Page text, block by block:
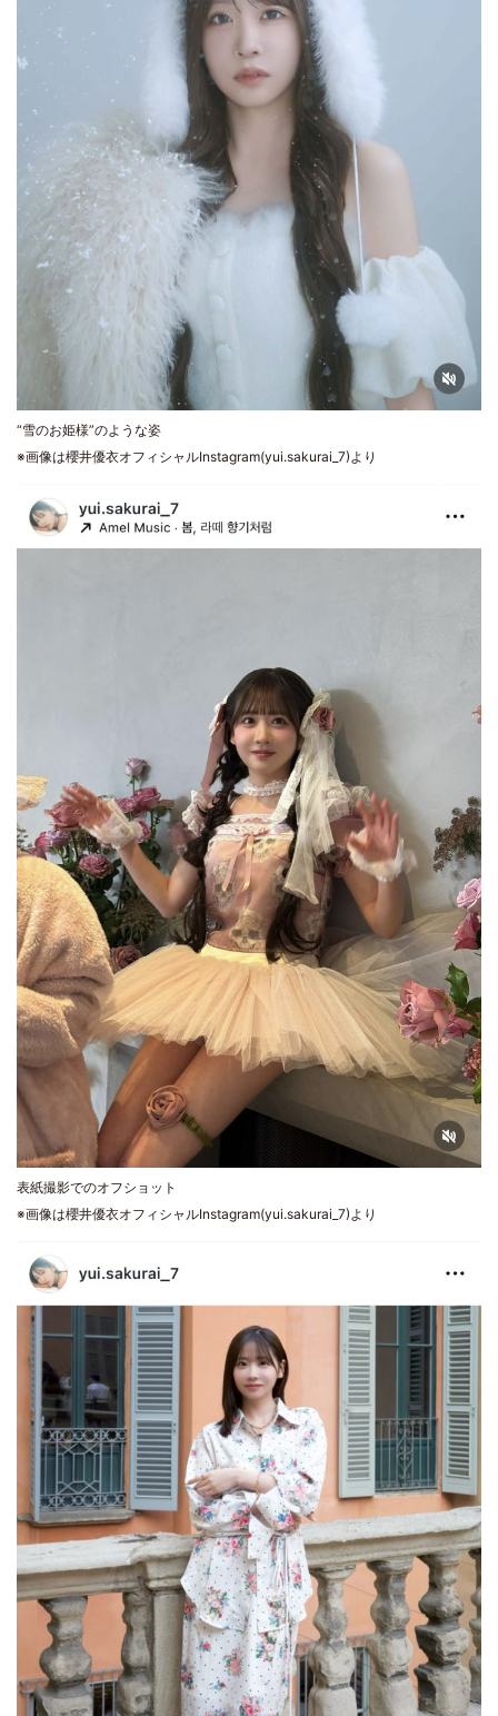
“雪のお姫様”のような姿
※画像は櫻井優衣オフィシャルInstagram(yui.sakurai_7)より
表紙撮影でのオフショット
※画像は櫻井優衣オフィシャルInstagram(yui.sakurai_7)より